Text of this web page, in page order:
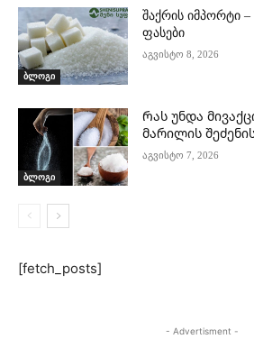
ბლოგი
შაქრის იმპორტი –
ფასები
აგვისტო 8, 2026
ბლოგი
Რას უნდა
მარილის
აგვისტო 7, 2026
[fetch_posts]
- Advertisment -